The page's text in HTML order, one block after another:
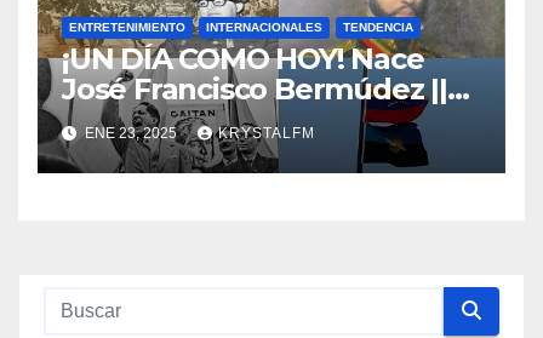
ENTRETENIMIENTO INTERNACIONALES TENDENCIA
¡UN DÍA COMO HOY! Nace
José Francisco Bermúdez ||
Nace Jorge Eliecer Gaitán ||
Derrocamiento de Marcos
Pérez Jiménez || Nace
ENE 23, 2025 KRYSTALFM